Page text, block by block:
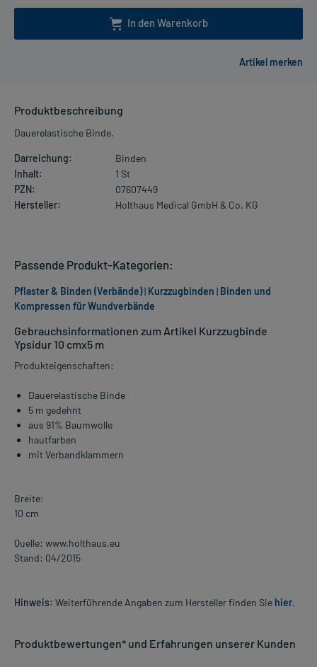
In den Warenkorb
Produktbeschreibung
Dauerelastische Binde.
Darreichung:
Binden
Inhalt:
1 St
PZN:
07607449
Hersteller:
Holthaus Medical GmbH & Co. KG
Gebrauchsinformationen zum Artikel Kurzzugbinde
Ypsidur 10 cmx5 m
Produkteigenschaften:
Dauerelastische Binde
5 m gedehnt
aus 91% Baumwolle
hautfarben
mit Verbandklammern
Breite:
10 cm
Quelle: www.holthaus.eu
Stand: 04/2015
Hinweis: Weiterführende Angaben zum Hersteller finden Sie hier.
Produktbewertungen* und Erfahrungen unserer Kunden
Passende Produkt-Kategorien:
Pflaster & Binden (Verbände)| Kurzzugbinden | Binden und
Kompressen für Wundverbände